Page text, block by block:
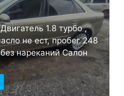
1.8 турбо ,
не ест, пробег 248
нареканий Салон